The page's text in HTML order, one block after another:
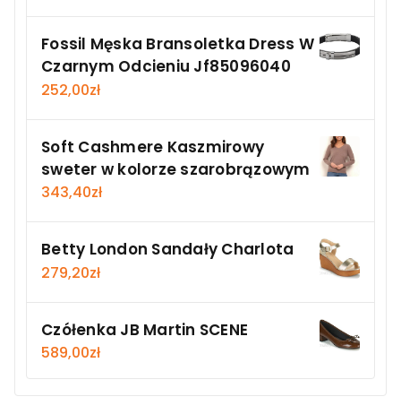
Fossil Męska Bransoletka Dress W
Czarnym Odcieniu Jf85096040
252,00zł
Soft Cashmere Kaszmirowy
sweter w kolorze szarobrązowym
343,40zł
Betty London Sandały Charlota
279,20zł
Czółenka JB Martin SCENE
589,00zł